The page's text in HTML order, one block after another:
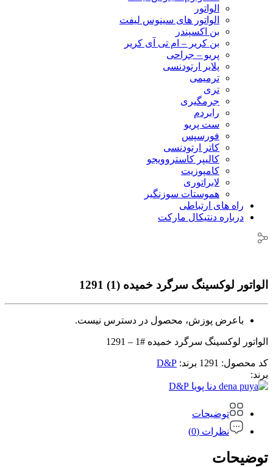
الواتور
الواتور های سینوس لیفت
بن اکسپندر
بن کریر – ام تی آی کریر
پریو – جراحی
پلایر ارتودنسی
ترمیمی
تری
جرمگیری
رابردم
ست پریو
فورسپس
کاتر ارتودنسی
کالیپر کاستروویجو
کامپوزیت
لابراتوری
هموستات سوزنگیر
راه های ارتباطی
درباره دنتیکال مارکت
الواتور لوکسینگ سرگرد خمیده (1) 1291
باعرض پوزش، محصول در دسترس نیست.
الواتور لوکسینگ سرگرد خمیده #1 – 1291
کد محصول: 1291 برند: D&P
برند:
D&P
توضیحات
نظرات (0)
توضیحات